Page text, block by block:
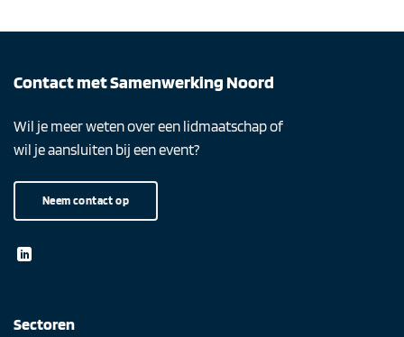
Contact met Samenwerking Noord
Wil je meer weten over een lidmaatschap of
wil je aansluiten bij een event?
Neem contact op
Sectoren